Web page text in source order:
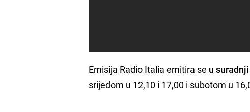
Emisija Radio Italia emitira se u
srijedom u 12,10 i 17,00 i subotom u